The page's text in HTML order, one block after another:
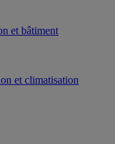
et bâtiment
et climatisation